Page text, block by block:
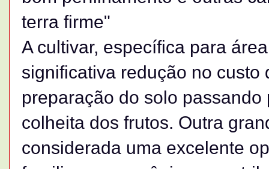
terra firme"
A cultivar, específica para
significativa redução no custo
preparação do solo
colheita dos frutos. Outra
considerada uma excelente